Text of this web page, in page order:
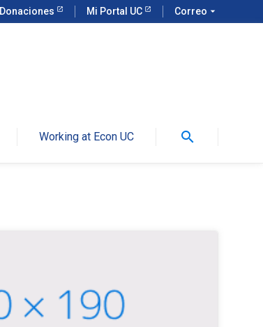
Donaciones Mi Portal UC Correo arrow_drop_down
Working at Econ UC search